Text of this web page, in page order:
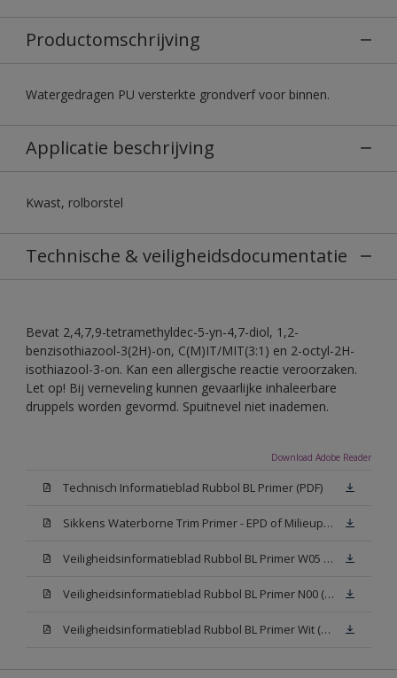
Productomschrijving
Watergedragen PU versterkte grondverf voor binnen.
Applicatie beschrijving
Kwast, rolborstel
Technische & veiligheidsdocumentatie
Bevat 2,4,7,9-tetramethyldec-5-yn-4,7-diol, 1,2-
benzisothiazool-3(2H)-on, C(M)IT/MIT(3:1) en 2-octyl-2H-
isothiazool-3-on. Kan een allergische reactie veroorzaken.
Let op! Bij verneveling kunnen gevaarlijke inhaleerbare
druppels worden gevormd. Spuitnevel niet inademen.
Download Adobe Reader
Technisch Informatieblad Rubbol BL Primer (PDF)
Sikkens Waterborne Trim Primer - EPD of Milieuproductverklaring
Veiligheidsinformatieblad Rubbol BL Primer W05 (MSDS)
Veiligheidsinformatieblad Rubbol BL Primer N00 (MSDS)
Veiligheidsinformatieblad Rubbol BL Primer Wit (MSDS)